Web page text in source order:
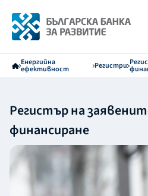
Енергийна
ефективност Регистри
Регистър на
финансиране